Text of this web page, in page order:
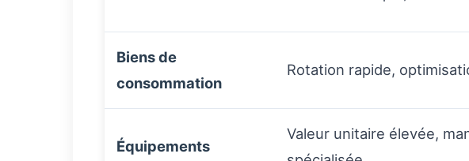
Biens de
consommation
Rotation rapide,
Équipements
Valeur unitaire élevée,